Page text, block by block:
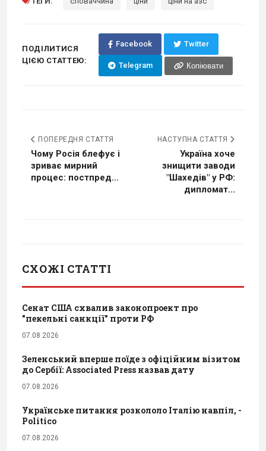
ПОДІЛИТИСЯ
ЦІЄЮ СТАТТЕЮ:
Facebook Twitter
Telegram Копіювати
ПОПЕРЕДНЯ СТАТТЯ
Чому Росія блефує і
зриває мирний
процес: постпред...
НАСТУПНА СТАТТЯ
Україна хоче
знищити заводи
"Шахедів" у РФ:
дипломат...
СХОЖІ СТАТТІ
Сенат США схвалив законопроект про
"пекельні санкції" проти РФ
07.08.2026
Зеленський вперше поїде з офіційним візитом
до Сербії: Associated Press назвав дату
07.08.2026
Українське питання розкололо Італію навпіл, -
Politico
07.08.2026